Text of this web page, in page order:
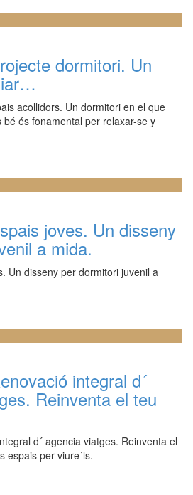
dormitori. Un
acollidors. Un dormitori en el que
bé és fonamental per relaxar-se y
joves. Un disseny
a mida.
Un disseny per dormitori juvenil a
integral d´
Reinventa el teu
d´ agencia viatges. Reinventa el
espais per viure´ls.